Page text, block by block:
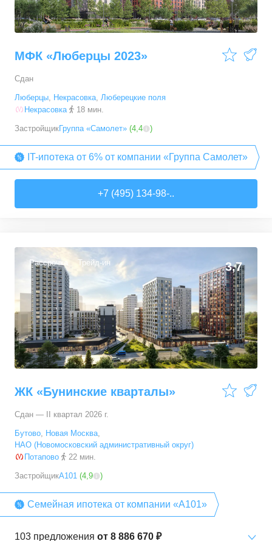
МФК «Люберцы 2023»
Сдан
Люберцы, Некрасовка, Люберецкие поля
Некрасовка
18 мин.
ЗастройщикГруппа «Самолет» (4,4 )
IT-ипотека от 6% от компании «Группа Самолет»
+7 (495) 134-98-..
Рассрочка Трейд-ин 3,7
ЖК «Бунинские кварталы»
Сдан — II квартал 2026 г.
Бутово, Новая Москва,
НАО (Новомосковский административный округ)
Потапово
22 мин.
ЗастройщикА101 (4,9 )
Семейная ипотека от компании «А101»
103 предложения от 8 886 670 ₽